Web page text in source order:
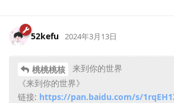
52kefu 2024年3月13日
桃桃桃核
来到你的世界
《来到你的世界》
链接: https://pan.baidu.com/s/